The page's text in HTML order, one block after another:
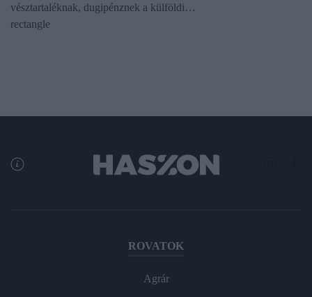
vésztartaléknak, dugipénznek a külföldi…
rectangle
ROVATOK
Agrár